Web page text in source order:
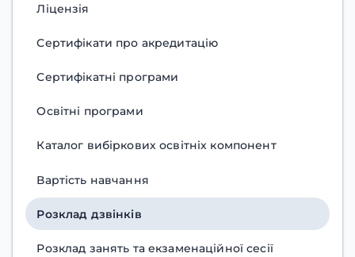
Ліцензія
Сертифікати про акредитацію
Сертифікатні програми
Освітні програми
Каталог вибіркових освітніх компонент
Вартість навчання
Розклад дзвінків
Розклад занять та екзаменаційної сесії